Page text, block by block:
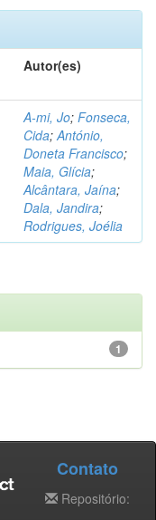
Autor(es)
A-mi, Jo; Fonseca,
Cida;António,
Doneta Francisco;
Maia, Glícia;
Alcântara, Jaína;
Dala, Jandira;
Rodrigues, Joélia
1
Contato
Repositório: